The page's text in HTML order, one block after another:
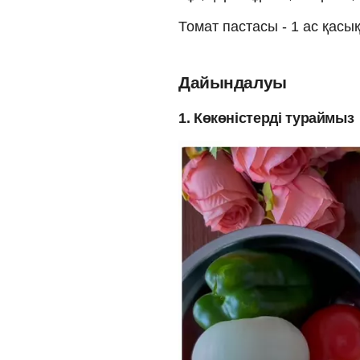
Томат пастасы - 1 ас қасық
Дайындалуы
1. Көкөністерді тураймыз